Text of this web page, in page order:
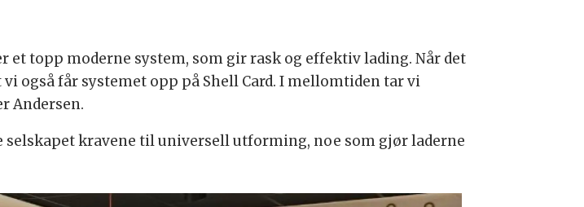
topp moderne system, som gir rask og effektiv lading. Når det
også får systemet opp på Shell Card. I mellomtiden tar vi
Andersen.
kravene til universell utforming, noe som gjør laderne